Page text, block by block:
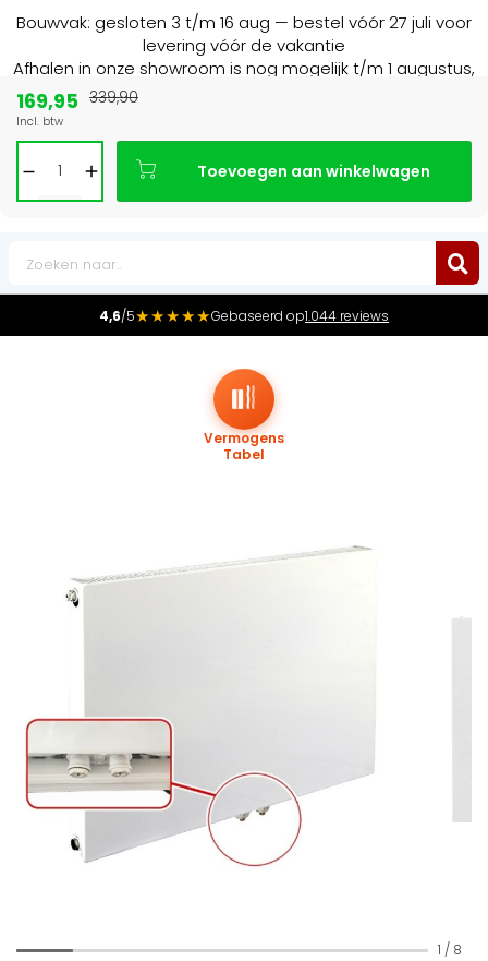
Bouwvak: gesloten 3 t/m 16 aug — bestel vóór 27 juli voor
levering vóór de vakantie
Afhalen in onze showroom is nog mogelijk t/m 1 augustus,
4,6/5★★★★★Gebaseerd op1.044 reviews
Vermogens
Tabel
1 / 8
169,95
Incl. btw
339,90
Toevoegen aan winkelwagen